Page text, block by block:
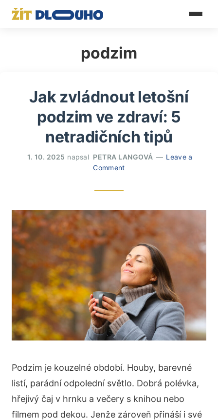
podzim
Jak zvládnout letošní
podzim ve zdraví: 5
netradičních tipů
1. 10. 2025 napsal PETRA LANGOVÁ
Leave a
Comment
Podzim je kouzelné období. Houby, barevné
listí, parádní odpolední světlo. Dobrá polévka,
hřejivý čaj v hrnku a večery s knihou nebo
filmem pod dekou. Jenže zároveň přináší i své